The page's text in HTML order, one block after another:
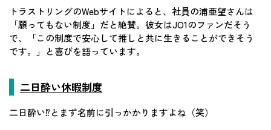
トラストリングのWebサイトによると、社員の浦亜望さんは
「願ってもない制度」だと絶賛。彼女はJO1のファンだそう
で、「この制度で安心して推しと共に生きることができそう
です。」と喜びを語っています。
二日酔い休暇制度
二日酔い⁉とまず名前に引っかかりますよね（笑）